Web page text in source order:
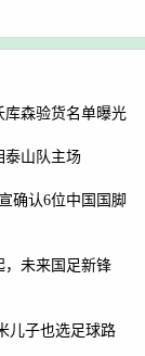
库森验货名单曝光
泰山队主场
确认6位中国国脚
，未来国足新锋
儿子也选足球路